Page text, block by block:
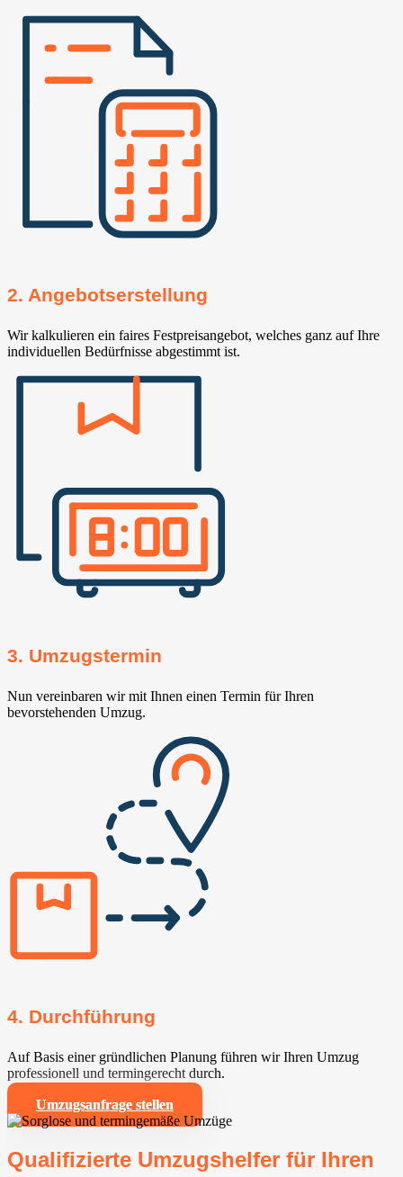
2. Angebotserstellung
Wir kalkulieren ein faires Festpreisangebot, welches ganz auf Ihre
individuellen Bedürfnisse abgestimmt ist.
3. Umzugstermin
Nun vereinbaren wir mit Ihnen einen Termin für Ihren
bevorstehenden Umzug.
4. Durchführung
Auf Basis einer gründlichen Planung führen wir Ihren Umzug
professionell und termingerecht durch.
Umzugsanfrage stellen
Qualifizierte Umzugshelfer für Ihren